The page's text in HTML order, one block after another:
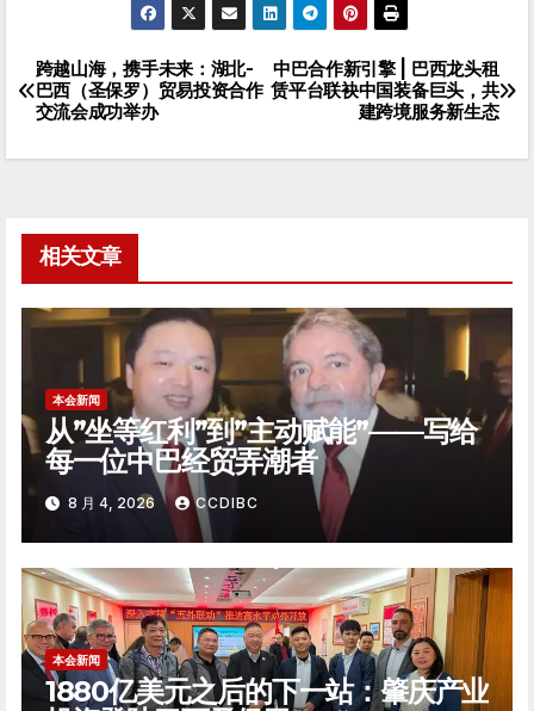
文
章
航
中巴合作新引擎 | 巴西龙头租
赁平台联袂中国装备巨头，共
建跨境服务新生态
跨越山海，携手未来：湖北-
巴西（圣保罗）贸易投资合作
交流会成功举办
相关文章
本会新闻
从”坐等红利”到”主动赋能”——写给
每一位中巴经贸弄潮者
8 月 4, 2026 CCDIBC
本会新闻
1880亿美元之后的下一站：肇庆产业